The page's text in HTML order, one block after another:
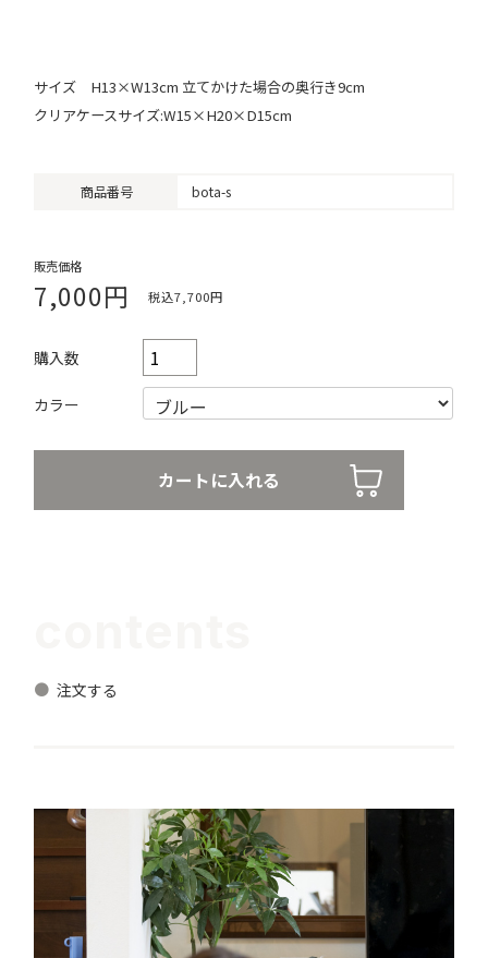
サイズ H13×W13cm 立てかけた場合の奥行き9cm
クリアケースサイズ:W15×H20×D15cm
商品番号 bota-s
販売価格
7,000円 税込7,700円
購入数
カラー
注文する